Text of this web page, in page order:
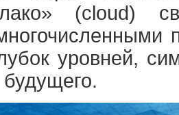
(cloud)
уровней,